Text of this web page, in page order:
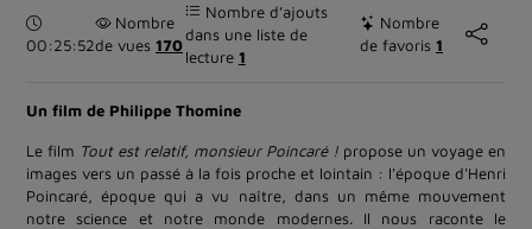
Durée :
00:25:52
Nombre
de vues 170
Nombre d’ajouts
dans une liste de
lecture 1
Nombre
de favoris1
Un film de Philippe Thomine
Le film Tout est relatif, monsieur Poincaré ! propose un voyage en
images vers un passé à la fois proche et lointain : l'époque d'Henri
Poincaré, époque qui a vu naître, dans un même mouvement
notre science et notre monde modernes. Il nous raconte le